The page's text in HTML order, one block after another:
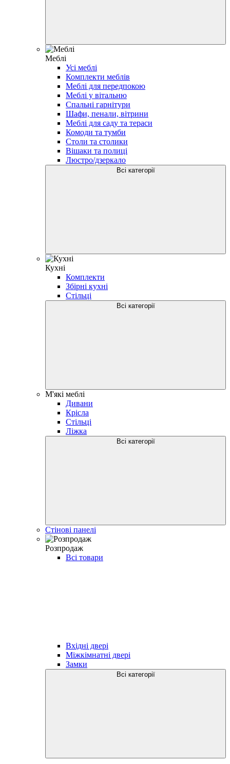
Меблі
Усі меблі
Комплекти меблів
Меблі для передпокою
Меблі у вітальню
Спальнi гарнітури
Шафи, пенали, вітрини
Меблі для саду та тераси
Комоди та тумби
Столи та столики
Вішаки та полиці
Люстро/дзеркало
Всі категорії
Кухні
Комплекти
Збірні кухні
Стільці
Всі категорії
М'які меблі
Дивани
Крісла
Стільці
Ліжка
Всі категорії
Стінові панелі
Розпродаж
Всі товари
Вхідні двері
Міжкімнатні двері
Замки
Всі категорії